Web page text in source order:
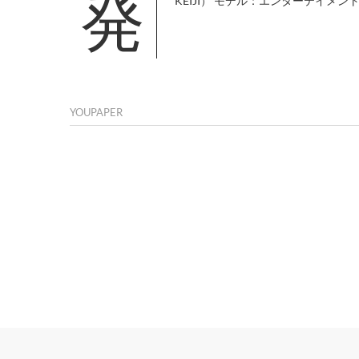
発行概要 媒体名：YOUPAPER＋プラス（vol.02） JANコード：4589486378026 表 紙：黒木啓司（EXILE
YOUPAPER